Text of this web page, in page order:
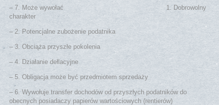
– 7. Może wywołać zjawisko ucieczki przed podatkami
1. Dobrowolny
charakter
– 2. Potencjalne zubożenie podatnika
– 3. Obciąża przyszłe pokolenia
– 4. Działanie dełlacyjne
– 5. Obligacja może być przedmiotem sprzedaży
– 6. Wywołuje transfer dochodów od przyszłych podatników do
obecnych posiadaczy papierów wartościowych (rentierów)